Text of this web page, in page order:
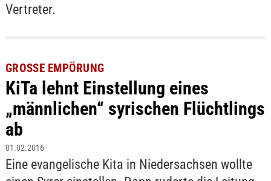
Vertreter.
GROSSE EMPÖRUNG
KiTa lehnt Einstellung eines
„männlichen“ syrischen Flüchtlings
ab
01.02.2016
Eine evangelische Kita in Niedersachsen wollte